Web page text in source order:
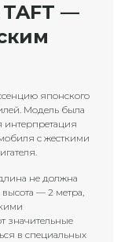
—
японского
Модель была
интерпретация
с жесткими
не должна
— 2 метра,
значительные
в специальных